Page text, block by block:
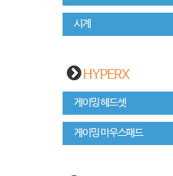
시계
HYPERX
게이밍 헤드셋
게이밍 마우스패드